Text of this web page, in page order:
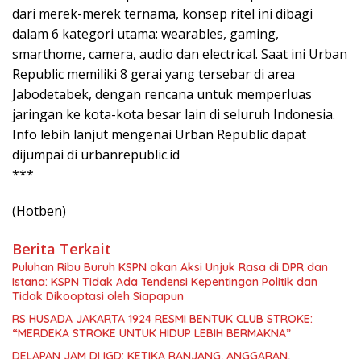
dari merek-merek ternama, konsep ritel ini dibagi
dalam 6 kategori utama: wearables, gaming,
smarthome, camera, audio dan electrical. Saat ini Urban
Republic memiliki 8 gerai yang tersebar di area
Jabodetabek, dengan rencana untuk memperluas
jaringan ke kota-kota besar lain di seluruh Indonesia.
Info lebih lanjut mengenai Urban Republic dapat
dijumpai di urbanrepublic.id
***
(Hotben)
Berita Terkait
Puluhan Ribu Buruh KSPN akan Aksi Unjuk Rasa di DPR dan
Istana: KSPN Tidak Ada Tendensi Kepentingan Politik dan
Tidak Dikooptasi oleh Siapapun
RS HUSADA JAKARTA 1924 RESMI BENTUK CLUB STROKE:
“MERDEKA STROKE UNTUK HIDUP LEBIH BERMAKNA”